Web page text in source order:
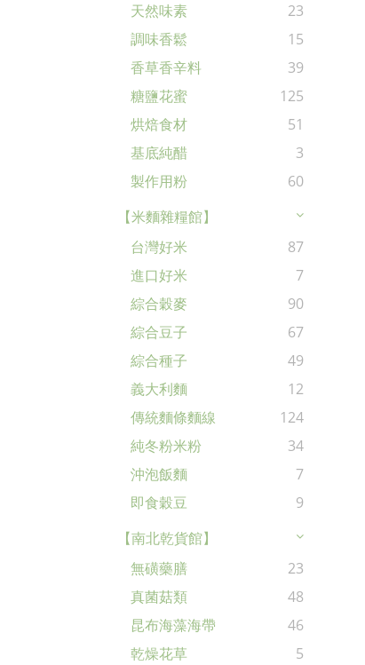
天然味素
23
調味香鬆
15
香草香辛料
39
糖鹽花蜜
125
烘焙食材
51
基底純醋
3
製作用粉
60
【米麵雜糧館】
台灣好米
87
進口好米
7
綜合穀麥
90
綜合豆子
67
綜合種子
49
義大利麵
12
傳統麵條麵線
124
純冬粉米粉
34
沖泡飯麵
7
即食穀豆
9
【南北乾貨館】
無磺藥膳
23
真菌菇類
48
昆布海藻海帶
46
乾燥花草
5